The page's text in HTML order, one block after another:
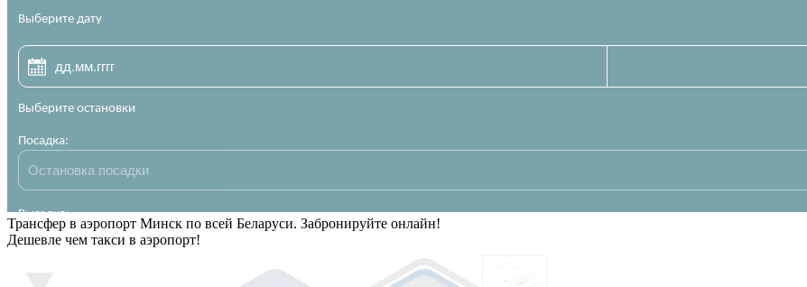
Трансфер в аэропорт Минск по всей Беларуси. Забронируйте онлайн!
Дешевле чем такси в аэропорт!